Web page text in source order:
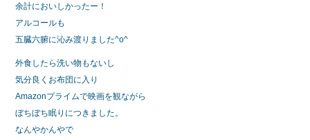
余計においしかったー！
アルコールも
五臓六腑に沁み渡りました^o^
外食したら洗い物もないし
気分良くお布団に入り
Amazonプライムで映画を観ながら
ぼちぼち眠りにつきました。
なんやかんやで